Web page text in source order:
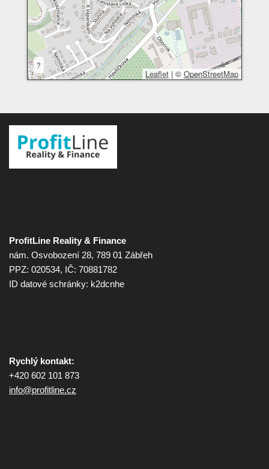
?
Leaflet | © OpenStreetMap
ProfitLine Reality & Finance
nám. Osvobození 28, 789 01 Zábřeh
PPZ: 020534, IČ: 70881782
ID datové schránky: k2dcnhe
Rychlý kontakt:
+420 602 101 873
info@profitline.cz